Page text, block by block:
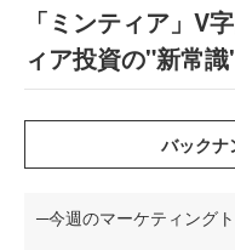
「ミンティア」V
ィア投資の"新常
─今週のマーケティング